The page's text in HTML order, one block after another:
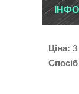
Ціна: 3